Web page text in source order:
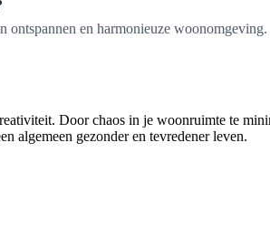
ontspannen en harmonieuze woonomgeving.
Door chaos in je woonruimte te
algemeen gezonder en tevredener leven.